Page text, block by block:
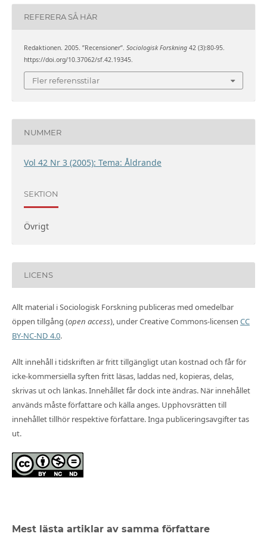
REFERERA SÅ HÄR
Redaktionen. 2005. ”Recensioner”. Sociologisk Forskning42 (3):80-95.
https://doi.org/10.37062/sf.42.19345.
Fler referensstilar
NUMMER
Vol 42 Nr 3 (2005): Tema: Åldrande
SEKTION
Övrigt
LICENS
Allt material i Sociologisk Forskning publiceras med omedelbar
öppen tillgång (open access), under Creative Commons-licensen CC
BY-NC-ND 4.0.
Allt innehåll i tidskriften är fritt tillgängligt utan kostnad och får för
icke-kommersiella syften fritt läsas, laddas ned, kopieras, delas,
skrivas ut och länkas. Innehållet får dock inte ändras. När innehållet
används måste författare och källa anges. Upphovsrätten till
innehållet tillhör respektive författare. Inga publiceringsavgifter tas
ut.
Mest lästa artiklar av samma författare